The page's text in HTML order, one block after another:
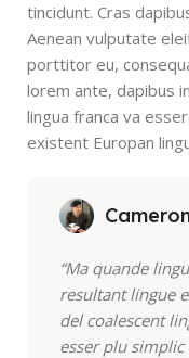
tincidunt. Cras
Aenean vulputate
porttitor eu,
lorem ante, dapibus
lingua franca va
existent Europan
“Ma quande
resultant lingue
del coalescent
esser plu